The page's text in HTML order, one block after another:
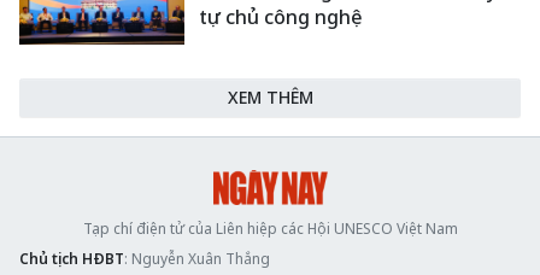
tự chủ công nghệ
XEM THÊM
Tạp chí điện tử của Liên hiệp các Hội UNESCO Việt Nam
Chủ tịch HĐBT: Nguyễn Xuân Thắng